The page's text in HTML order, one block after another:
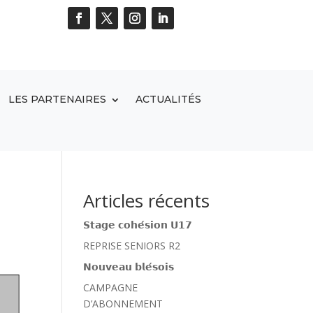
LES PARTENAIRES ACTUALITÉS
Articles récents
𝗦𝘁𝗮𝗴𝗲 𝗰𝗼𝗵𝗲́𝘀𝗶𝗼𝗻 𝗨𝟭𝟳
REPRISE SENIORS R2
𝗡𝗼𝘂𝘃𝗲𝗮𝘂 𝗯𝗹𝗲́𝘀𝗼𝗶𝘀
CAMPAGNE
D’ABONNEMENT